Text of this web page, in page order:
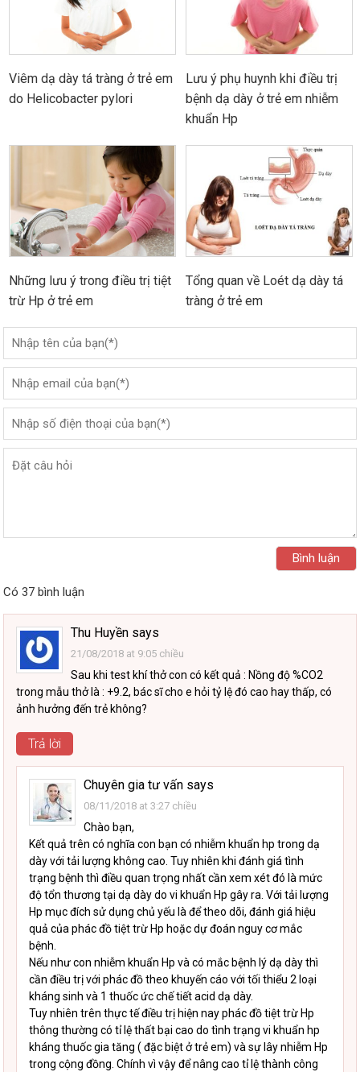
Viêm dạ dày tá tràng ở trẻ em
do Helicobacter pylori
Lưu ý phụ huynh khi điều trị
bệnh dạ dày ở trẻ em nhiễm
khuẩn Hp
Những lưu ý trong điều trị tiệt
trừ Hp ở trẻ em
Tổng quan về Loét dạ dày tá
tràng ở trẻ em
Có 37 bình luận
Thu Huyền says
21/08/2018 at 9:05 chiều
Sau khi test khí thở con có kết quả : Nồng độ %CO2
trong mẫu thở là : +9.2, bác sĩ cho e hỏi tỷ lệ đó cao hay thấp, có
ảnh hưởng đến trẻ không?
Trả lời
Chuyên gia tư vấn says
08/11/2018 at 3:27 chiều
Chào bạn,
Kết quả trên có nghĩa con bạn có nhiễm khuẩn hp trong dạ
dày với tải lượng không cao. Tuy nhiên khi đánh giá tình
trạng bệnh thì điều quan trọng nhất cần xem xét đó là mức
độ tổn thương tại dạ dày do vi khuẩn Hp gây ra. Với tải lượng
Hp mục đích sử dụng chủ yếu là để theo dõi, đánh giá hiệu
quả của phác đồ tiệt trừ Hp hoặc dự đoán nguy cơ mắc
bệnh.
Nếu như con nhiễm khuẩn Hp và có mắc bệnh lý dạ dày thì
cần điều trị với phác đồ theo khuyến cáo với tối thiểu 2 loại
kháng sinh và 1 thuốc ức chế tiết acid dạ dày.
Tuy nhiên trên thực tế điều trị hiện nay phác đồ tiệt trừ Hp
thông thường có tỉ lệ thất bại cao do tình trạng vi khuẩn hp
kháng thuốc gia tăng ( đặc biệt ở trẻ em) và sự lây nhiễm Hp
trong cộng đồng. Chính vì vậy để nâng cao tỉ lệ thành công